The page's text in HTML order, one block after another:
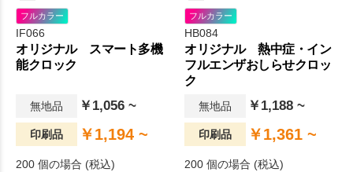
フルカラー
IF066
オリジナル スマート多機
能クロック
無地品 ￥1,056 ~
印刷品 ￥1,194 ~
200 個の場合 (税込)
フルカラー
HB084
オリジナル 熱中症・イン
フルエンザおしらせクロッ
ク
無地品 ￥1,188 ~
印刷品 ￥1,361 ~
200 個の場合 (税込)